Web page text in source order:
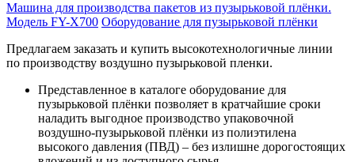
Машина для производства пакетов из пузырьковой плёнки.
Модель FY-X700 Оборудование для пузырьковой плёнки
Предлагаем заказать и купить высокотехнологичные линии
по производству воздушно пузырьковой пленки.
Представленное в каталоге оборудование для
пузырьковой плёнки позволяет в кратчайшие сроки
наладить выгодное производство упаковочной
воздушно-пузырьковой плёнки из полиэтилена
высокого давления (ПВД) – без излишне дорогостоящих